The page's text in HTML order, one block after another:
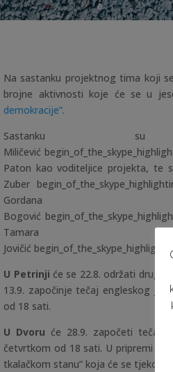
Na sastanku projektnog tima koji
brojne aktivnosti koje će se u
demokracije”.
Sastanku
Miličević
Paton kao voditeljice projekta, te
Zuber
Gordana
Bogović
Tamara
Jovičić
U Petrinji će se 22.8. održati drugi
13.9. započinje tečaj engleskog
od 18 sati.
U Dvoru će 28.9. započeti tečaj
četvrtkom od 18 sati. U pripremi je
tkalačkom stanu” koja će se tjekom